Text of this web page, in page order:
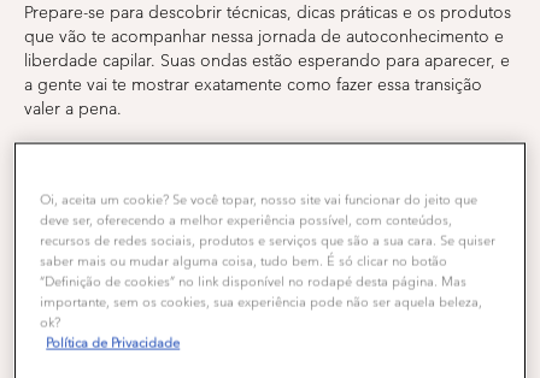
Prepare-se para descobrir técnicas, dicas práticas e os produtos
que vão te acompanhar nessa jornada de autoconhecimento e
liberdade capilar. Suas ondas estão esperando para aparecer, e
a gente vai te mostrar exatamente como fazer essa transição
valer a pena.
Transição capilaré basicamente o processo de deixar crescer o
cabelo natural enquanto ele ainda tem resquícios de química,
seja alisamento, relaxamento ou qualquer processo que mudou
sua textura original. É tipo um relacionamento de transição entre
dois fios: um que já foi transformado quimicamente e outro que
está nascendo puro, do jeito que a genética fez.
Oi, aceita um cookie? Se você topar, nosso site vai funcionar do jeito que
deve ser, oferecendo a melhor experiência possível, com conteúdos,
recursos de redes sociais, produtos e serviços que são a sua cara. Se quiser
saber mais ou mudar alguma coisa, tudo bem. É só clicar no botão
“Definição de cookies” no link disponível no rodapé desta página. Mas
importante, sem os cookies, sua experiência pode não ser aquela beleza,
ok?
Política de Privacidade